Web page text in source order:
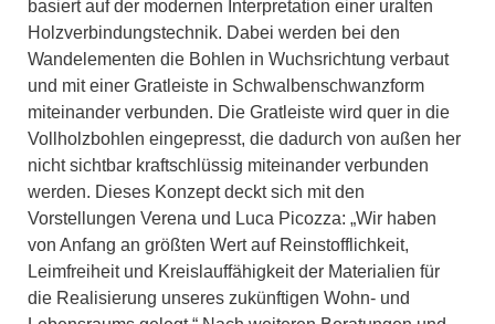
basiert auf der modernen Interpretation einer uralten
Holzverbindungstechnik. Dabei werden bei den
Wandelementen die Bohlen in Wuchsrichtung verbaut
und mit einer Gratleiste in Schwalbenschwanzform
miteinander verbunden. Die Gratleiste wird quer in die
Vollholzbohlen eingepresst, die dadurch von außen her
nicht sichtbar kraftschlüssig miteinander verbunden
werden. Dieses Konzept deckt sich mit den
Vorstellungen Verena und Luca Picozza: „Wir haben
von Anfang an größten Wert auf Reinstofflichkeit,
Leimfreiheit und Kreislauffähigkeit der Materialien für
die Realisierung unseres zukünftigen Wohn- und